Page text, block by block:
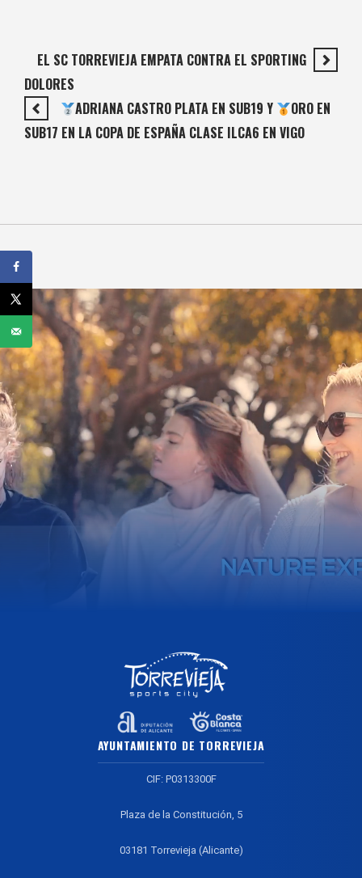
EL SC TORREVIEJA EMPATA CONTRA EL SPORTING
DOLORES
ADRIANA CASTRO PLATA EN SUB19 Y
ORO EN
SUB17 EN LA COPA DE ESPAÑA CLASE ILCA6 EN VIGO
AYUNTAMIENTO DE TORREVIEJA
CIF: P0313300F
Plaza de la Constitución, 5
03181 Torrevieja (Alicante)